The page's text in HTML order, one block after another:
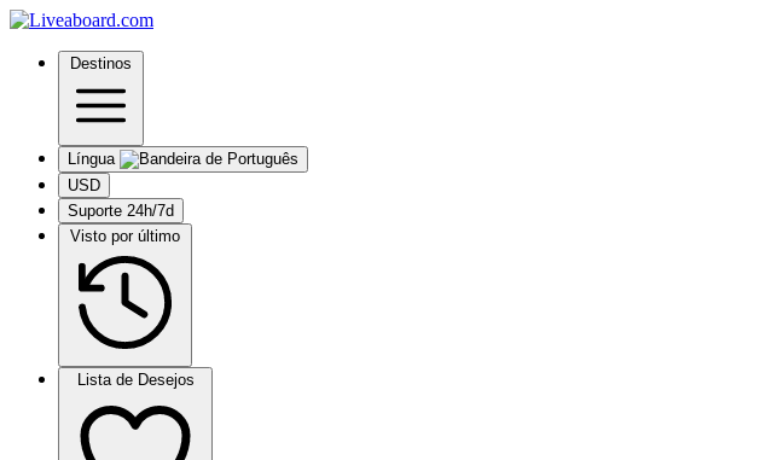
Destinos
Língua
USD
Suporte 24h/7d
Visto por último
Lista de Desejos